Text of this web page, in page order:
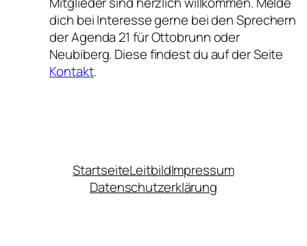
dich bei Interesse gerne bei den Sprechern
der Agenda 21 für Ottobrunn oder
Neubiberg. Diese findest du auf der Seite
Kontakt.
StartseiteLeitbildImpressum
Datenschutzerklärung